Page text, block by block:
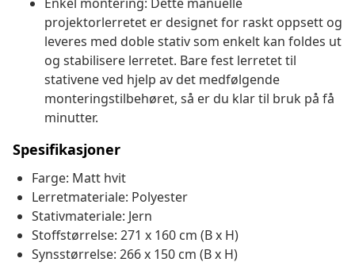
projektorlerretet er designet for raskt oppsett og
leveres med doble stativ som enkelt kan foldes ut
og stabilisere lerretet. Bare fest lerretet til
stativene ved hjelp av det medfølgende
monteringstilbehøret, så er du klar til bruk på få
minutter.
Spesifikasjoner
Farge: Matt hvit
Lerretmateriale: Polyester
Stativmateriale: Jern
Stoffstørrelse: 271 x 160 cm (B x H)
Synsstørrelse: 266 x 150 cm (B x H)